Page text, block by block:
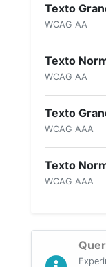
Texto
WCAG AA
Texto
WCAG AA
Texto
WCAG AAA
Texto
WCAG AAA